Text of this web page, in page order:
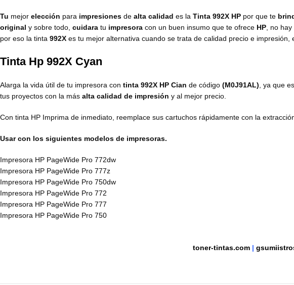
Tu mejor elección para impresiones de alta calidad es la Tinta 992X HP por que te
original y sobre todo, cuidara tu impresora con un buen insumo que te ofrece HP, no hay
por eso la tinta 992X es tu mejor alternativa cuando se trata de calidad precio e impresión,
Tinta Hp 992X Cyan
Alarga la vida útil de tu impresora con tinta 992X HP Cian de código (M0J91AL), ya que
tus proyectos con la más alta calidad de impresión y al mejor precio.
Con tinta HP Imprima de inmediato, reemplace sus cartuchos rápidamente con la
Usar con los siguientes modelos de impresoras.
Impresora HP PageWide Pro 772dw
Impresora HP PageWide Pro 777z
Impresora HP PageWide Pro 750dw
Impresora HP PageWide Pro 772
Impresora HP PageWide Pro 777
Impresora HP PageWide Pro 750
toner-tintas.com |